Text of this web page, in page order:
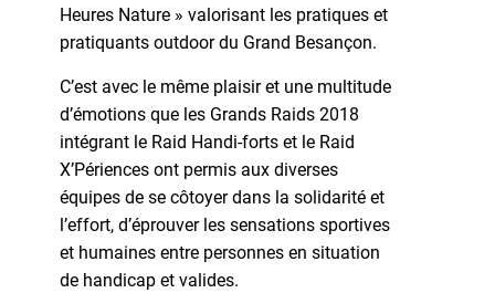
Heures Nature » valorisant les pratiques et
pratiquants outdoor du Grand Besançon.
C’est avec le même plaisir et une multitude
d’émotions que les Grands Raids 2018
intégrant le Raid Handi-forts et le Raid
X’Périences ont permis aux diverses
équipes de se côtoyer dans la solidarité et
l’effort, d’éprouver les sensations sportives
et humaines entre personnes en situation
de handicap et valides.